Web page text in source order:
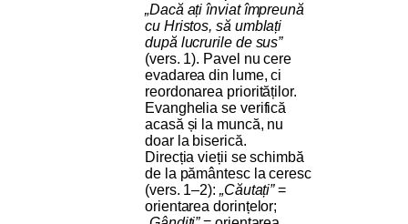
„Dacă ați înviat împreună
cu Hristos, să umblați
după lucrurile de sus”
(vers. 1). Pavel nu cere
evadarea din lume, ci
reordonarea priorităților.
Evanghelia se verifică
acasă și la muncă, nu
doar la biserică.
Direcția vieții se schimbă
de la pământesc la ceresc
(vers. 1–2): „Căutați”=
orientarea dorințelor;